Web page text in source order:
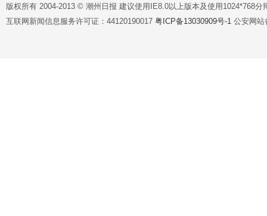
版权所有 2004-2013 © 潮州日报 建议使用IE8.0以上版本及使用1024*768分
互联网新闻信息服务许可证：44120190017 粤ICP备13030909号-1 公安网站